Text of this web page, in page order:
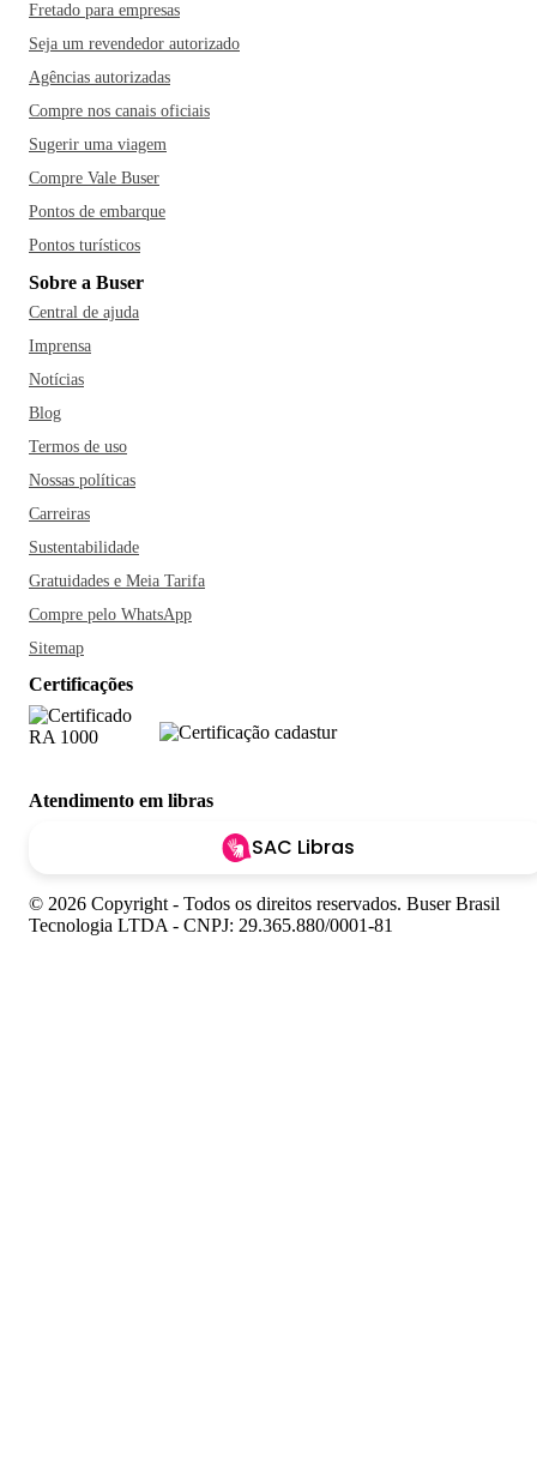
Fretado para empresas
Seja um revendedor autorizado
Agências autorizadas
Compre nos canais oficiais
Sugerir uma viagem
Compre Vale Buser
Pontos de embarque
Pontos turísticos
Sobre a Buser
Central de ajuda
Imprensa
Notícias
Blog
Termos de uso
Nossas políticas
Carreiras
Sustentabilidade
Gratuidades e Meia Tarifa
Compre pelo WhatsApp
Sitemap
Certificações
Atendimento em libras
SAC Libras
© 2026 Copyright - Todos os direitos reservados. Buser Brasil
Tecnologia LTDA - CNPJ: 29.365.880/0001-81